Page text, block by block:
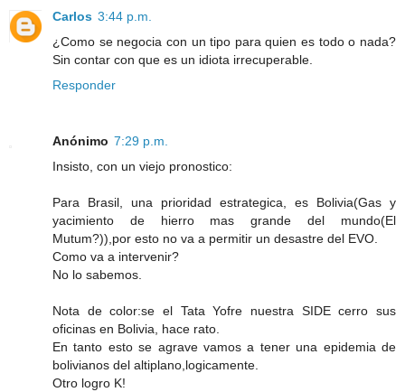
Carlos 3:44 p.m.
¿Como se negocia con un tipo para quien es todo o nada?
Sin contar con que es un idiota irrecuperable.
Responder
Anónimo 7:29 p.m.
Insisto, con un viejo pronostico:
Para Brasil, una prioridad estrategica, es Bolivia(Gas y
yacimiento de hierro mas grande del mundo(El
Mutum?)),por esto no va a permitir un desastre del EVO.
Como va a intervenir?
No lo sabemos.
Nota de color:se el Tata Yofre nuestra SIDE cerro sus
oficinas en Bolivia, hace rato.
En tanto esto se agrave vamos a tener una epidemia de
bolivianos del altiplano,logicamente.
Otro logro K!